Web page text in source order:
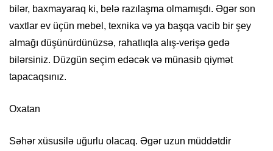
bilər, baxmayaraq ki, belə razılaşma olmamışdı. Əgər son
vaxtlar ev üçün mebel, texnika və ya başqa vacib bir şey
almağı düşünürdünüzsə, rahatlıqla alış-verişə gedə
bilərsiniz. Düzgün seçim edəcək və münasib qiymət
tapacaqsınız.
Oxatan
Səhər xüsusilə uğurlu olacaq. Əgər uzun müddətdir